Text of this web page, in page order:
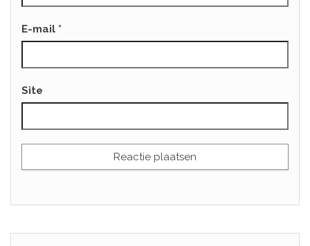
E-mail *
Site